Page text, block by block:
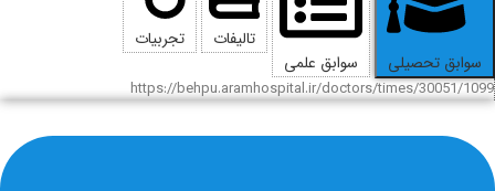
سوابق تحصیلی سوابق علمی
تالیفات تجربیات
https://behpu.aramhospital.ir/doctors/times/30051/1099